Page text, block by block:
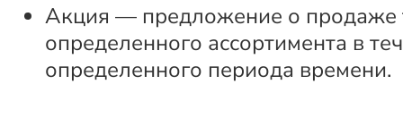
Акция — предложение о продаже
определенного ассортимента в
определенного периода времени.